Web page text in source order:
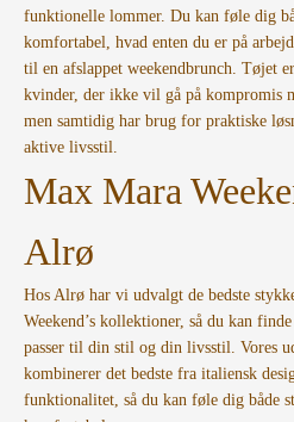
funktionelle lommer. Du kan føle dig
komfortabel, hvad enten du er på
til en afslappet weekendbrunch. Tøjet
kvinder, der ikke vil gå på kompromis
men samtidig har brug for praktiske
aktive livsstil.
Max Mara
Alrø
Hos Alrø har vi udvalgt de bedste
Weekend’s kollektioner, så du kan
passer til din stil og din livsstil. Vores
kombinerer det bedste fra italiensk
funktionalitet, så du kan føle dig både